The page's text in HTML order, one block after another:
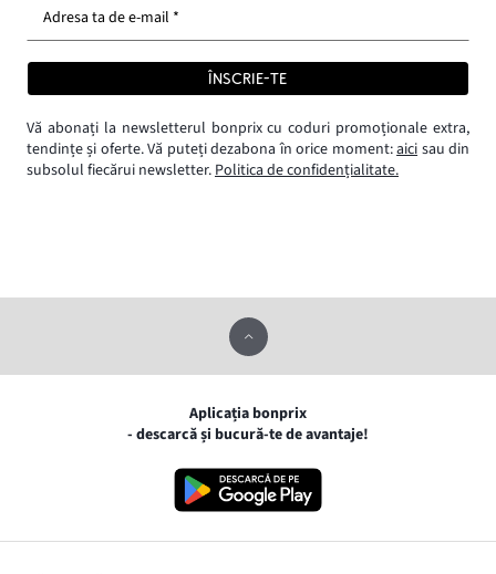
Adresa ta de e-mail *
ÎNSCRIE-TE
Vă abonați la newsletterul bonprix cu coduri promoționale extra,
tendințe și oferte. Vă puteți dezabona în orice moment:aici sau din
subsolul fiecărui newsletter. Politica de confidențialitate.
Aplicația bonprix
- descarcă și bucură-te de avantaje!